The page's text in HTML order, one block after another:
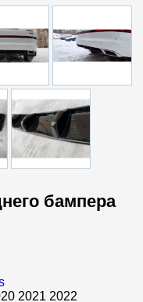
бампера
2021 2022